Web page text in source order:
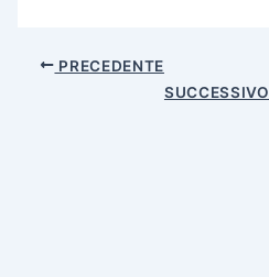
PRECEDENTE
SUCCESSIVO